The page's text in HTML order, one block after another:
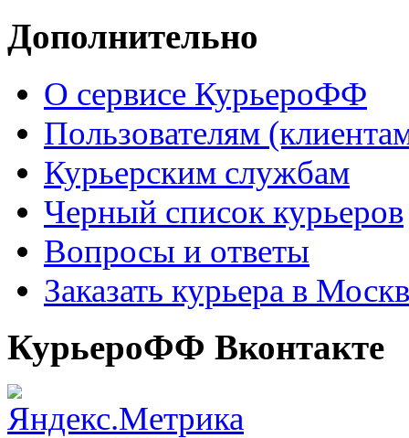
Дополнительно
О сервисе КурьероФФ
Пользователям
Курьерским службам
Черный список курьеров
Вопросы и ответы
Заказать курьера в
КурьероФФ Вконтакте